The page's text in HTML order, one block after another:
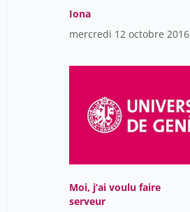
Iona
mercredi 12 octobre 2016
Moi, j’ai voulu faire
serveur